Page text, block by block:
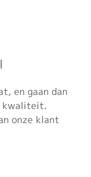
en gaan dan
kwaliteit.
onze klant